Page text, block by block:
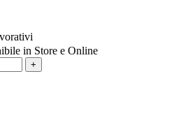
in Store e Online
+